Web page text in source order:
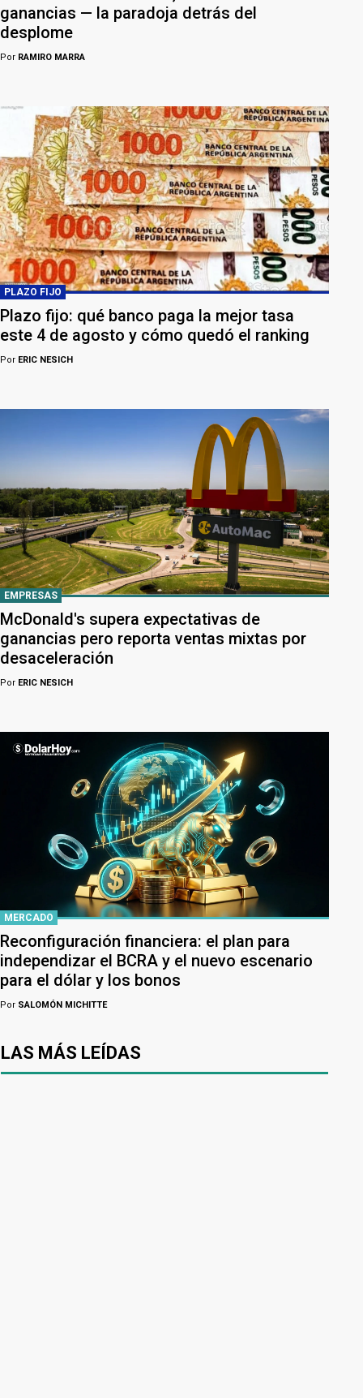
ganancias — la paradoja detrás del
desplome
Por RAMIRO MARRA
PLAZO FIJO
Plazo fijo: qué banco paga la mejor tasa
este 4 de agosto y cómo quedó el ranking
Por ERIC NESICH
EMPRESAS
McDonald's supera expectativas de
ganancias pero reporta ventas mixtas por
desaceleración
Por ERIC NESICH
MERCADO
Reconfiguración financiera: el plan para
independizar el BCRA y el nuevo escenario
para el dólar y los bonos
Por SALOMÓN MICHITTE
LAS MÁS LEÍDAS